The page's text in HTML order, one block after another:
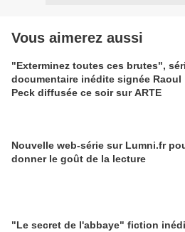
Vous aimerez aussi
"Exterminez toutes ces brutes",
documentaire inédite signée Raoul
Peck diffusée ce soir sur ARTE
Nouvelle web-série sur Lumni.fr
donner le goût de la lecture
"Le secret de l'abbaye" fiction